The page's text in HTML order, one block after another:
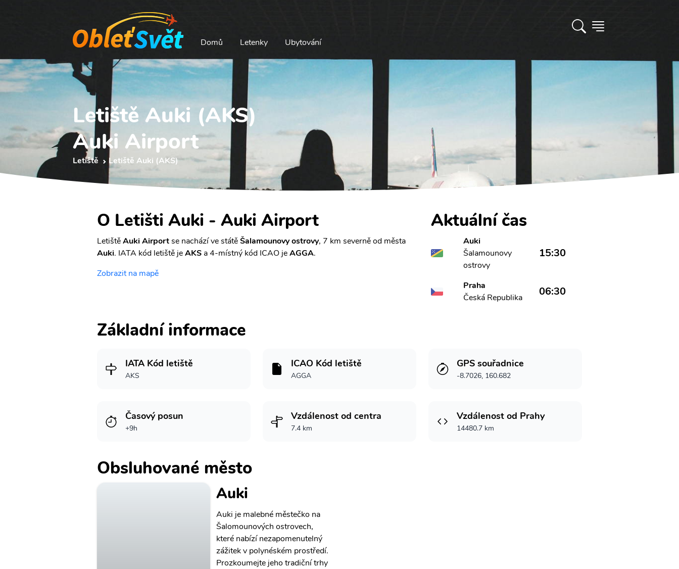
Domů Letenky Ubytování
Letiště Auki (AKS)
Auki Airport
Letiště Letiště Auki (AKS)
O Letišti Auki - Auki Airport
LetištěAuki Airportse nachází ve státěŠalamounovy ostrovy, 7 km severně od města
Auki. IATA kód letiště jeAKS a 4-místný kód ICAO jeAGGA.
Zobrazit na mapě
Aktuální čas
Auki
Šalamounovy
ostrovy
15:30
Praha
Česká Republika
06:30
Základní informace
IATA Kód letiště
AKS
ICAO Kód letiště
AGGA
GPS souřadnice
-8.7026, 160.682
Časový posun
+9h
Vzdálenost od centra
7.4 km
Vzdálenost od Prahy
14480.7 km
Obsluhované město
Auki
Auki je malebné městečko na
Šalomounových ostrovech,
které nabízí nezapomenutelný
zážitek v polynéském prostředí.
Prozkoumejte jeho tradiční trhy